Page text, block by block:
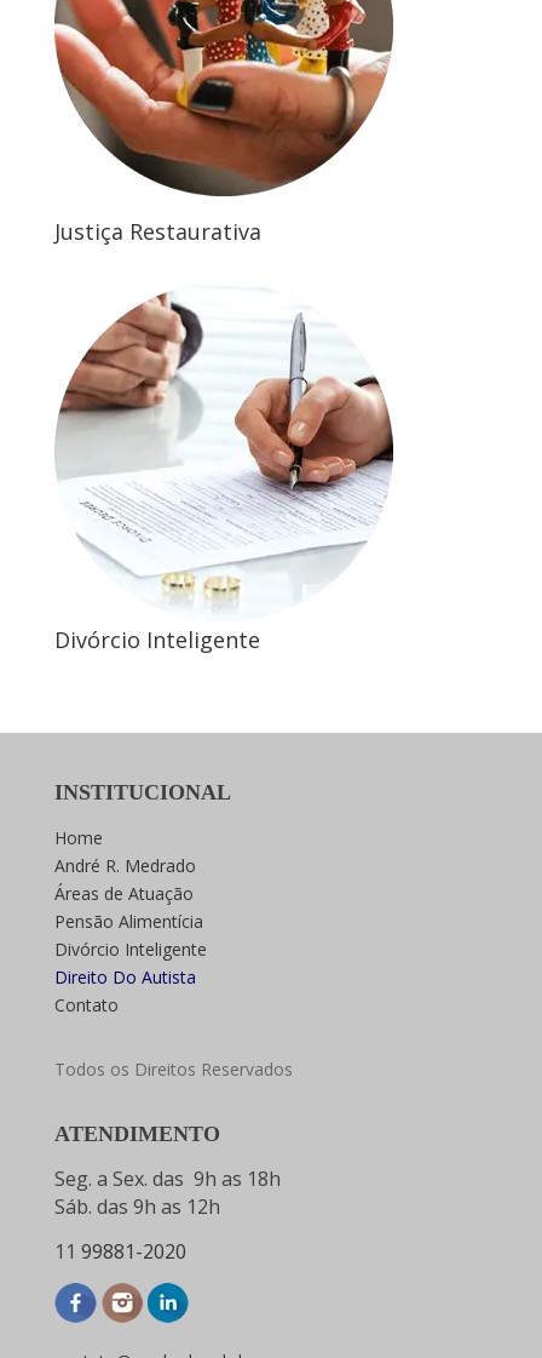
Justiça Restaurativa
Divórcio Inteligente
INSTITUCIONAL
Home
André R. Medrado
Áreas de Atuação
Pensão Alimentícia
Divórcio Inteligente
Direito Do Autista
Contato
Todos os Direitos Reservados
ATENDIMENTO
Seg. a Sex. das 9h as 18h
Sáb. das 9h as 12h
11 99881-2020